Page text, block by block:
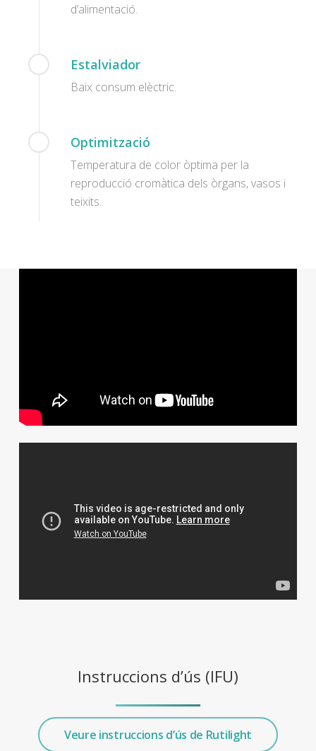
d’alimentació.
Estalviador
Baix consum elèctric.
Optimització
Temperatura de color òptima per la
reproducció cromàtica dels òrgans, vasos i
teixits.
Instruccions d’ús (IFU)
Veure instruccions d’ús de Rutilight